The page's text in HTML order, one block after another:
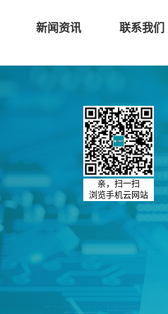
新闻资讯 联系我们
亲，扫一扫
浏览手机云网站